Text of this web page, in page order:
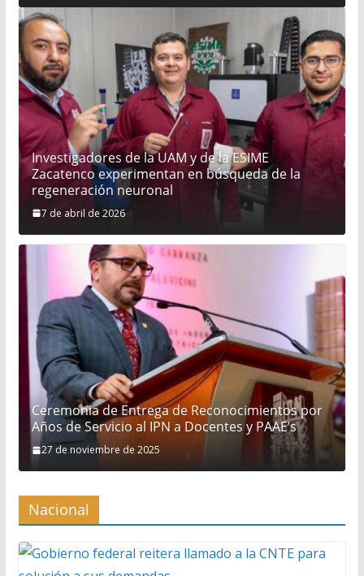
cerveza, por los distintos beneficios a la
economía familiar y nacional
Investigadores de la UAM y de la ESIME
Zacatenco experimentan en búsqueda de la
regeneración neuronal
7 de abril de 2026
Ceremonia de Entrega de Reconocimientos por
Años de Servicio al IPN a Docentes y PAAE’s
27 de noviembre de 2025
Nacional